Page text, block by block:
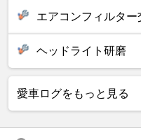
エアコンフィルター
ヘッドライト研磨
愛車ログをもっと見る